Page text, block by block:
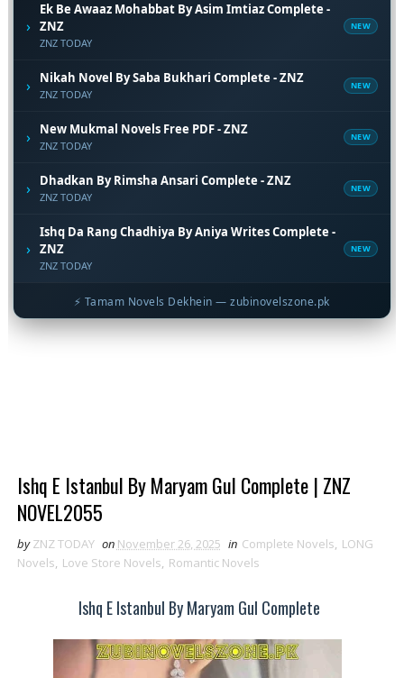
›
Ek Be Awaaz Mohabbat By Asim Imtiaz Complete -
ZNZ
ZNZ TODAY
NEW
› Nikah Novel By Saba Bukhari Complete - ZNZ
ZNZ TODAY
NEW
› New Mukmal Novels Free PDF - ZNZ
ZNZ TODAY
NEW
› Dhadkan By Rimsha Ansari Complete - ZNZ
ZNZ TODAY
NEW
›
Ishq Da Rang Chadhiya By Aniya Writes Complete -
ZNZ
ZNZ TODAY
NEW
⚡ Tamam Novels Dekhein — zubinovelszone.pk
Ishq E Istanbul By Maryam Gul Complete | ZNZ
NOVEL2055
by ZNZ TODAY on November 26, 2025 in Complete Novels, LONG
Novels, Love Store Novels, Romantic Novels
Ishq E Istanbul By Maryam Gul Complete